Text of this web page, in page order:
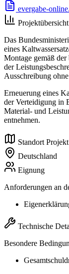
evergabe-
Projektübersicht
Das
eines
Montage gemäß
der
Ausschreibung
Erneuerung eines
der Verteidigung in
Material- und
entnehmen.
Standort Projekt
Deutschland
Eignung
Anforderungen an
Technische
Besondere